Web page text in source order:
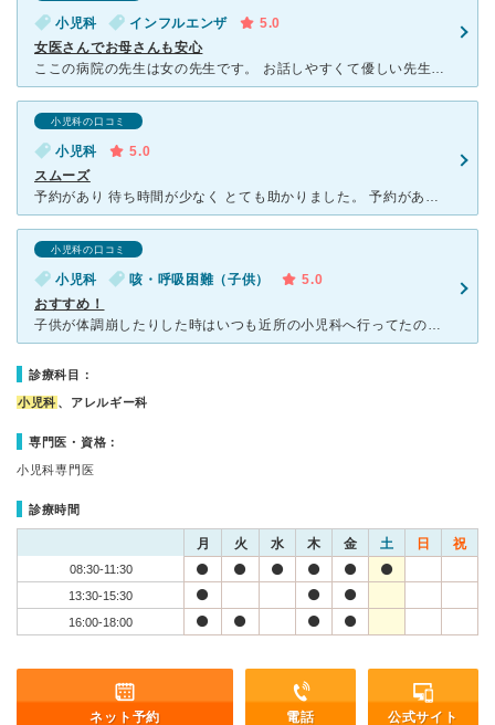
小児科 インフルエンザ
5.0
女医さんでお母さんも安心
ここの病院の先生は女の先生です。 お話しやすくて優しい先生です。 病院内も清潔で待ち合い室には大きな水槽があったり、絵本やキッズスペースもあります。 待っている間、子どももリラックスして待ってい
小児科の口コミ
小児科
5.0
スムーズ
予約があり 待ち時間が少なく とても助かりました。 予約があるため 待合室には患者もすくなく 良いとおもいます。 かわいい 熱帯魚？やキッズスペースも清潔に保たれており 安心できます。絵本も多い
小児科の口コミ
小児科 咳・呼吸困難（子供）
5.0
おすすめ！
子供が体調崩したりした時はいつも近所の小児科へ行ってたのですが、病院いくなり泣きわめいて粉薬、水薬飲んでくれませんでした。 なので風邪をひいても薬を飲んでくれないので中々治りずらかったんですが小児科
診療科目：
小児科 、アレルギー科
専門医・資格：
小児科専門医
診療時間
月 火 水 木 金 土 日 祝
08:30-11:30
13:30-15:30
16:00-18:00
ネット予約 電話 公式サイト